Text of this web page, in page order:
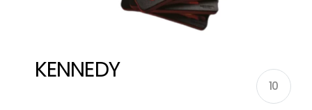
KENNEDY
10